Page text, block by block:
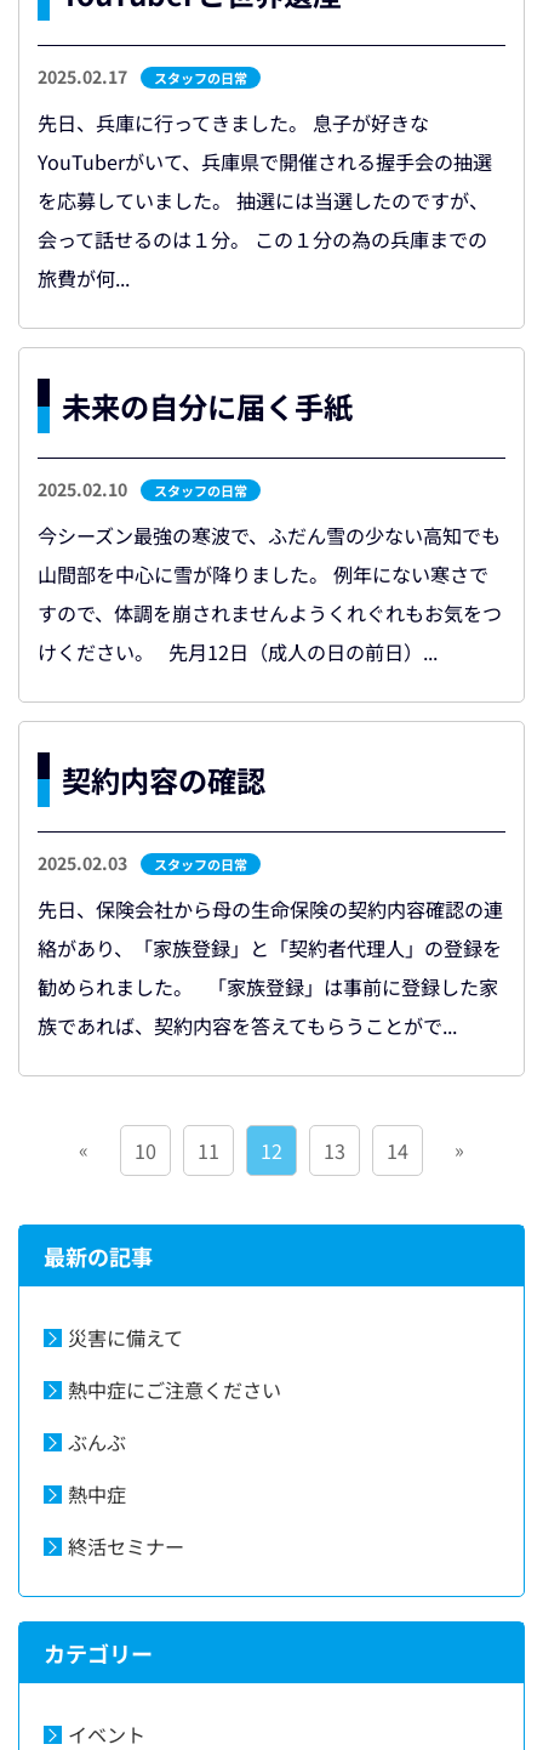
2025.02.17 スタッフの日常
先日、兵庫に行ってきました。 息子が好きな
YouTuberがいて、兵庫県で開催される握手会の抽選
を応募していました。 抽選には当選したのですが、
会って話せるのは１分。 この１分の為の兵庫までの
旅費が何...
未来の自分に届く手紙
2025.02.10 スタッフの日常
今シーズン最強の寒波で、ふだん雪の少ない高知でも
山間部を中心に雪が降りました。 例年にない寒さで
すので、体調を崩されませんようくれぐれもお気をつ
けください。 先月12日（成人の日の前日）...
契約内容の確認
2025.02.03 スタッフの日常
先日、保険会社から母の生命保険の契約内容確認の連
絡があり、「家族登録」と「契約者代理人」の登録を
勧められました。 「家族登録」は事前に登録した家
族であれば、契約内容を答えてもらうことがで...
« 10 11 12 13 14 »
最新の記事
災害に備えて
熱中症にご注意ください
ぶんぶ
熱中症
終活セミナー
カテゴリー
イベント